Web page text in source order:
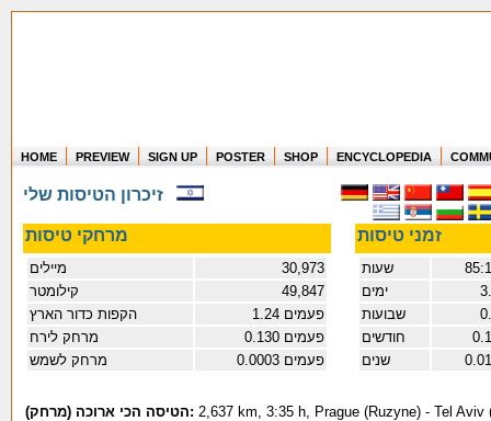
Where in the world have you flown?
How long have you been in the air?
Create your own FlightMemory and see!
HOME PREVIEW SIGN UP POSTER SHOP ENCYCLOPEDIA
מרחקי טיסות זמני טיסות
מיילים
30,973
קילומטר
49,847
1.24 פעמים
מרחק לירח
0.130 פעמים
מרחק לשמש
0.0003 פעמים
ימים
שבועות
חודשים
שנים
(הטיסה הכי ארוכה (מרחק: 2,637 km, 3:35 h, Prague (Ruzyne) - Tel Aviv